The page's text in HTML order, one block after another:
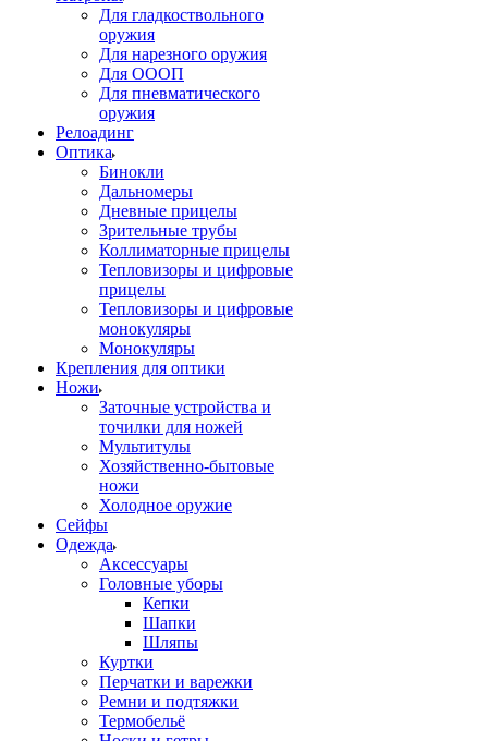
Для гладкоствольного
оружия
Для нарезного оружия
Для ОООП
Для пневматического
оружия
Релоадинг
Оптика
Бинокли
Дальномеры
Дневные прицелы
Зрительные трубы
Коллиматорные прицелы
Тепловизоры и цифровые
прицелы
Тепловизоры и цифровые
монокуляры
Монокуляры
Крепления для оптики
Ножи
Заточные устройства и
точилки для ножей
Мультитулы
Хозяйственно-бытовые
ножи
Холодное оружие
Сейфы
Одежда
Аксессуары
Головные уборы
Кепки
Шапки
Шляпы
Куртки
Перчатки и варежки
Ремни и подтяжки
Термобельё